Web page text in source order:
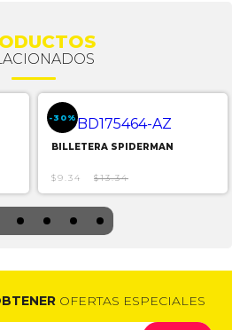
-30%
BILLETERA SPIDERMAN
$9.34 $13.34
OFERTAS ESPECIALES